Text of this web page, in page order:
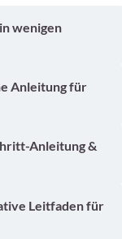
wenigen
Anleitung für
Anleitung &
Leitfaden für